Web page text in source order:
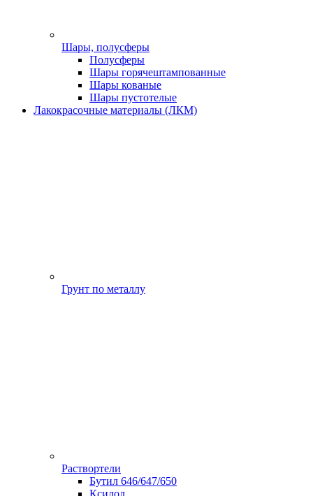
Шары, полусферы
Полусферы
Шары горячештампованные
Шары кованые
Шары пустотелые
Лакокрасочные материалы (ЛКМ)
Грунт по металлу
Раствортели
Бутил 646/647/650
Ксилол